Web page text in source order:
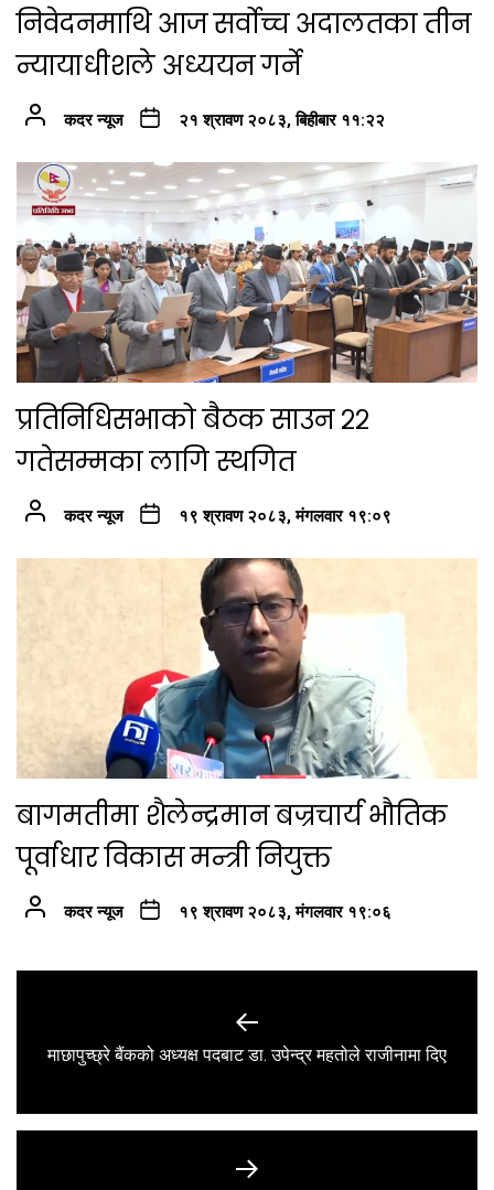
निवेदनमाथि आज सर्वोच्च अदालतका तीन
न्यायाधीशले अध्ययन गर्ने
कदर न्यूज २१ श्रावण २०८३, बिहीबार ११:२२
प्रतिनिधिसभाको बैठक साउन २२
गतेसम्मका लागि स्थगित
कदर न्यूज १९ श्रावण २०८३, मंगलवार १९:०९
बागमतीमा शैलेन्द्रमान बज्रचार्य भौतिक
पूर्वाधार विकास मन्त्री नियुक्त
कदर न्यूज १९ श्रावण २०८३, मंगलवार १९:०६
Previous
माछापुच्छ्रे बैंकको अध्यक्ष पदबाट डा. उपेन्द्र महतोले राजीनामा दिए